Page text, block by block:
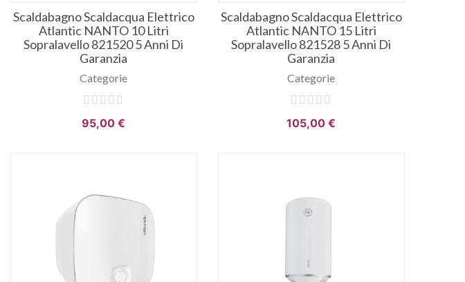
Scaldabagno Scaldacqua Elettrico
Atlantic NANTO 10 Litri
Sopralavello 821520 5 Anni Di
Garanzia
Categorie
95,00 €
Scaldabagno Scaldacqua Elettrico
Atlantic NANTO 15 Litri
Sopralavello 821528 5 Anni Di
Garanzia
Categorie
105,00 €